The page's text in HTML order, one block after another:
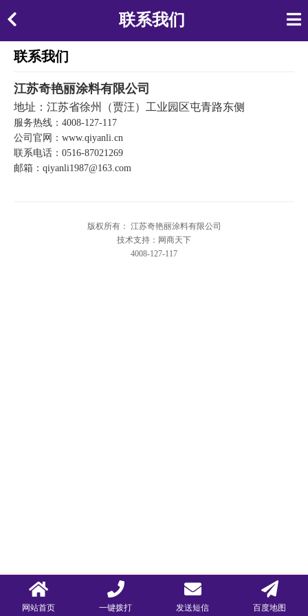
联系我们
联系我们
江苏奇艳丽涂料有限公司
地址：江苏省徐州（贾汪）工业园区屯青路东侧
服务热线：4008-127-117
公司官网：www.qiyanli.cn
联系电话：0516-87021269
邮箱：qiyanli1987@163.com
版权所有： 江苏奇艳丽涂料有限公司
技术支持：网商天下
4008-127-117
网站首页 一键拨打 发送短信 百度地图